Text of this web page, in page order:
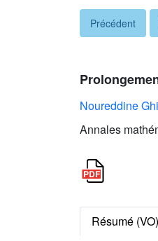
Précédent
Noureddine
Annales
Résumé (VO)